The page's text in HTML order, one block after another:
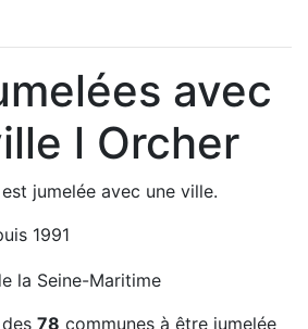
avec
l Orcher
jumelée avec une ville.
1991
la Seine-Maritime
78 communes à être jumelée